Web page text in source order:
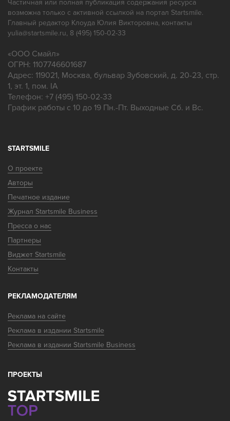
Частичная или полная публикация содержания ресурса
возможна только с активной ссылкой на портал Startsmile.
Главный редактор Клоуда Юлия Викторовна, контакты
yulia@startsmile.ru, 8 (495) 150-02-33
«ООО Смайл»
ОГРН: 1107746601687
Адрес: 119021, Москва, бульвар Зубовский, д. 20-23, стр.
1, эт. 1, пом. IA
Телефон: +7 (495) 150-02-33
График работы с 10 до 19 Пн.-Пт. Выходные Сб. и Вс.
STARTSMILE
О проекте
Авторы
Печатное издание
Журнал Startsmile Business
Пресса о нас
Партнеры
Виджет Startsmile
Контакты
РЕКЛАМОДАТЕЛЯМ
Реклама на сайте
Реклама в издании Startsmile
Реклама в издании Startsmile Business
ПРОЕКТЫ